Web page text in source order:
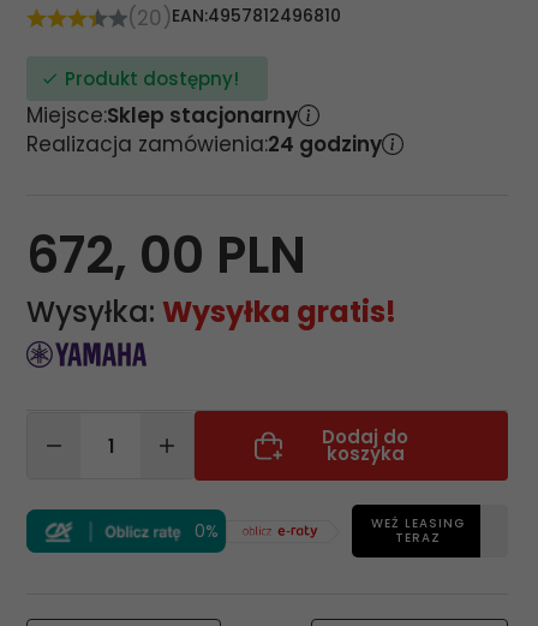
(20)EAN:4957812496810
Produkt dostępny!
Miejsce:Sklep stacjonarny
Realizacja zamówienia:24 godziny
672, 00 PLN
Wysyłka: Wysyłka gratis!
Dodaj do
koszyka
0%
WEŹ LEASING
TERAZ